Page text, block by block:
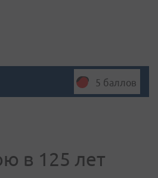
5 баллов
в 125 лет